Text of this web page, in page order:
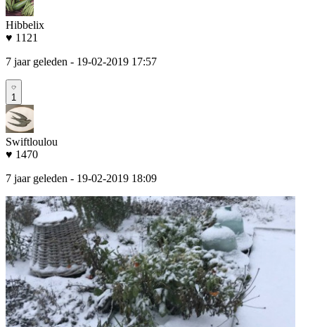
Hibbelix
♥ 1121
7 jaar geleden - 19-02-2019 17:57
1
Swiftloulou
♥ 1470
7 jaar geleden - 19-02-2019 18:09